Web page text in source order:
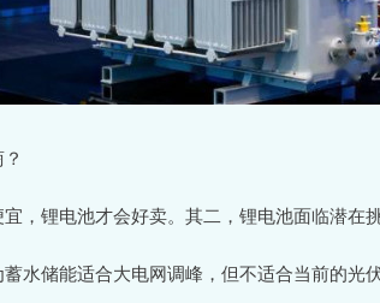
，锂电池才会好卖。其二，锂电池面临潜在
水储能适合大电网调峰，但不适合当前的光